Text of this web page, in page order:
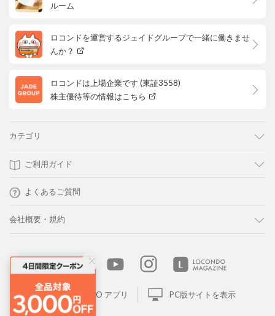
ルーム
ロコンドを運営するジェイドグループで一緒に働きませ
んか？
ロコンドは上場企業です (東証3558)
株主優待等の情報はこちら
カテゴリ
ご利用ガイド
よくあるご質問
会社概要・規約
LOCONDO アプリ PC版サイトを表示